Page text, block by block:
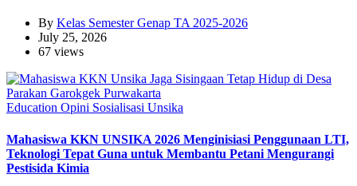
By Kelas Semester Genap TA 2025-2026
July 25, 2026
67 views
Education Opini Sosialisasi Unsika
Mahasiswa KKN UNSIKA 2026 Menginisiasi Penggunaan LTI,
Teknologi Tepat Guna untuk Membantu Petani Mengurangi
Pestisida Kimia